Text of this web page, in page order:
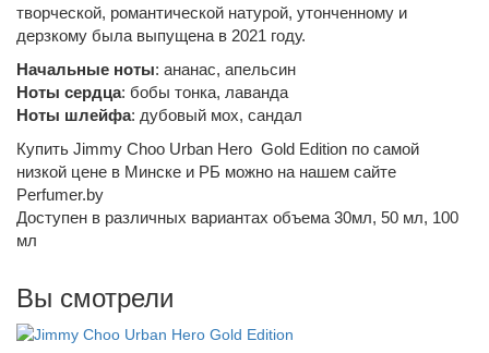
творческой, романтической натурой, утонченному и
дерзкому была выпущена в 2021 году.
Начальные ноты: ананас, апельсин
Ноты сердца: бобы тонка, лаванда
Ноты шлейфа: дубовый мох, сандал
Купить Jimmy Choo Urban Hero Gold Edition по самой
низкой цене в Минске и РБ можно на нашем сайте
Perfumer.by
Доступен в различных вариантах объема 30мл, 50 мл, 100
мл
Вы смотрели